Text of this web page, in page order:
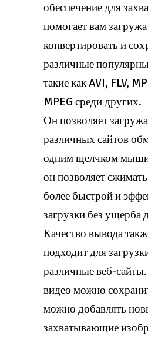
обеспечение для
помогает вам
конвертировать и
различные
такие как AVI, FLV,
MPEG среди других.
Он позволяет
различных сайтов
одним щелчком
он позволяет
более быстрой и
загрузки без ущерба
Качество вывода
подходит для
различные веб-
видео можно
можно добавлять
захватывающие